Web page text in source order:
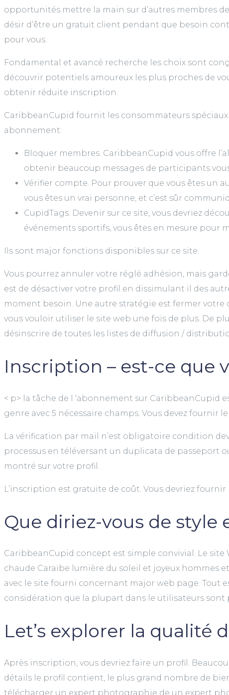
opportunités mettre la main sur d’autres membres
désir d’être un gratuit client pendant que besoin
pour vous.
Fondamental et avancé recherche les choix sont
découvrir potentiels amoureux les plus proches de
obtenir réduite inscription.
CaribbeanCupid fournit les consommateurs
abonnement:
Bloquer membres. CaribbeanCupid vous offre
obtenir beaucoup messages de participants
Vérifier compte. Pour prouver que vous êtes un
vous êtes un vrai personne, et c’est sûr
CupidTags. Devenir sur ce site, vous devriez
événements sportifs, vous êtes en mesure pour
Ils sont major fonctions disponibles sur ce site.
Vous pourrez annuler votre réglé adhésion, mais
est de désactiver votre profil en dissimulant il des
moment besoin. Une autre stratégie est fermer votre
vous vouloir utiliser le site web une fois de plus. De
désinscrire de toutes les listes de diffusion /
Inscription – est-ce que
< p> la tâche de l ‘abonnement sur
genre avec 5 nécessaire champs. Vous devez fournir
La vérification par mail n’est obligatoire condition
processus en téléversant un duplicata de passeport
montré sur votre profil.
L’inscription est gratuite de coût. Vous devriez
Que diriez-vous de style
CaribbeanCupid concept est simple convivial. Le
chaude Caraïbe lumière du soleil et joyeux hommes
avec le site fourni concernant major web page. Tout
considération que la plupart dans le utilisateurs
Let’s explorer la qualité
Après inscription, vous devriez faire un profil.
détails le profil contient, le plus grand nombre de
télécharger un expert photographie de un expert